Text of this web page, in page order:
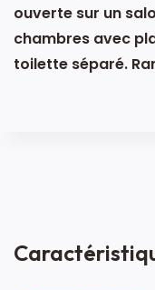
ouverte sur un
chambres avec
toilette séparé.